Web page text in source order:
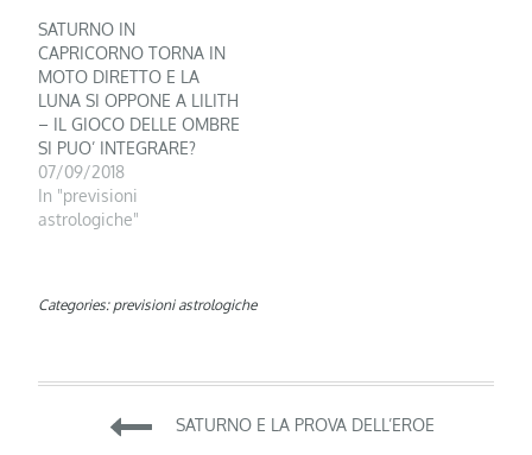
SATURNO IN
CAPRICORNO TORNA IN
MOTO DIRETTO E LA
LUNA SI OPPONE A LILITH
– IL GIOCO DELLE OMBRE
SI PUO’ INTEGRARE?
07/09/2018
In "previsioni
astrologiche"
Categories: previsioni astrologiche
Navigazione
SATURNO E LA PROVA DELL’EROE